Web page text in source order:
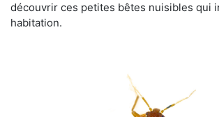
découvrir ces petites bêtes nuisibles qui
habitation.